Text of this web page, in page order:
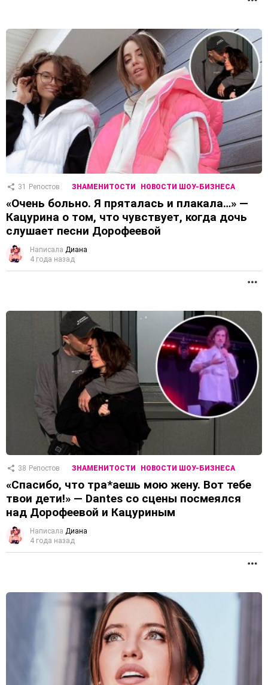
31 Репостов ЗНАМЕНИТОСТИ НОВОСТИ ШОУ-БИЗНЕСА
«Очень больно. Я пряталась и плакала…» —
Кацурина о том, что чувствует, когда дочь
слушает песни Дорофеевой
Написала Диана
4 года назад
38 Репостов ЗНАМЕНИТОСТИ НОВОСТИ ШОУ-БИЗНЕСА
«Спасибо, что тра*аешь мою жену. Вот тебе
твои дети!» — Dantes со сцены посмеялся
над Дорофеевой и Кацуриным
Написала Диана
4 года назад